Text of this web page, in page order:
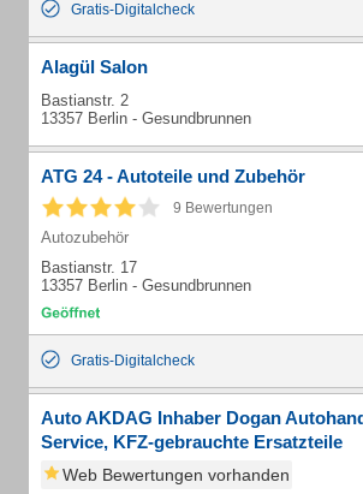
Gratis-Digitalcheck
Alagül Salon
Bastianstr. 2
13357 Berlin - Gesundbrunnen
ATG 24 - Autoteile und Zubehör
9 Bewertungen
Autozubehör
Bastianstr. 17
13357 Berlin - Gesundbrunnen
Gratis-Digitalcheck
Auto AKDAG Inhaber Dogan
Service, KFZ-gebrauchte Ersatzteile
Web Bewertungen vorhanden